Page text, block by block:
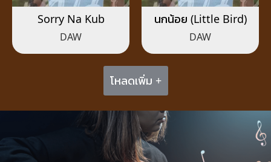
Sorry Na Kub
DAW
นกน้อย (Little Bird)
DAW
โหลดเพิ่ม +